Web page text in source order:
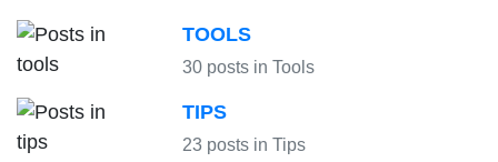
TOOLS
30 posts in Tools
TIPS
23 posts in Tips